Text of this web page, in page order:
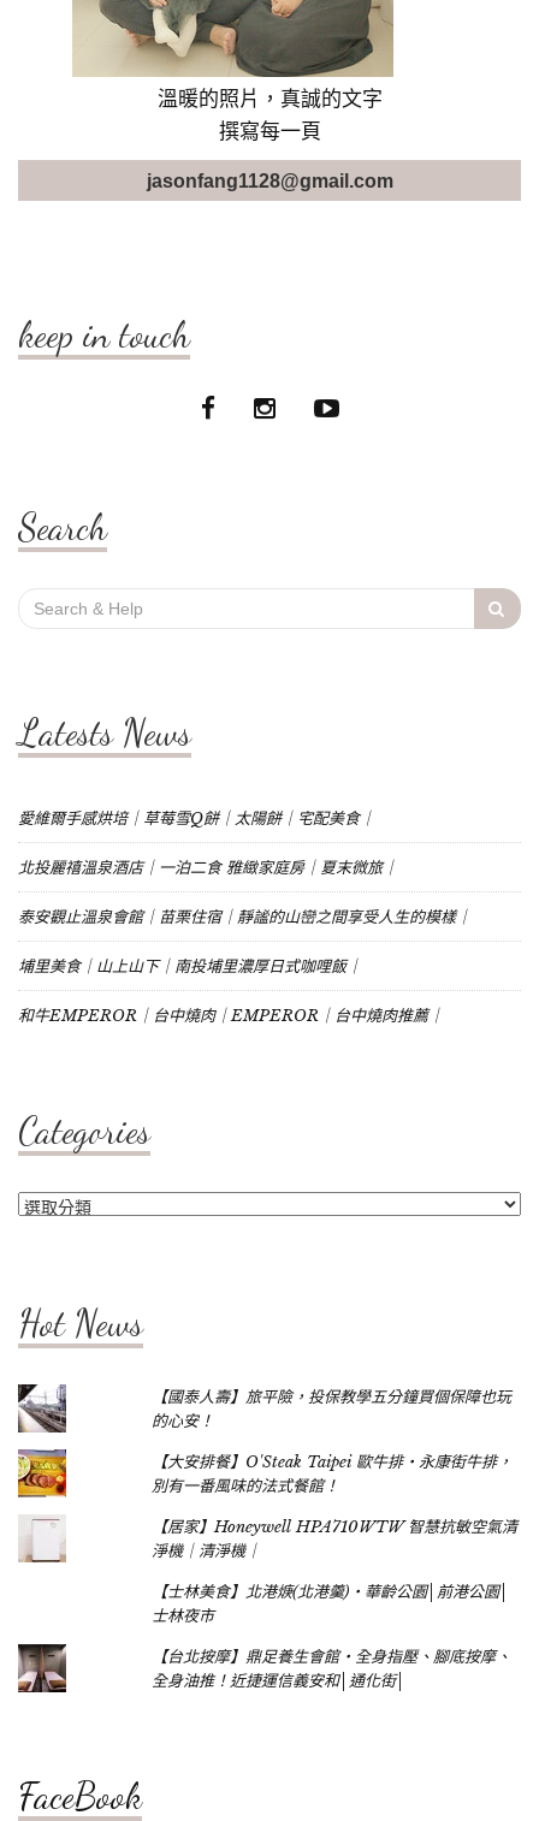
溫暖的照片，真誠的文字
撰寫每一頁
jasonfang1128@gmail.com
keep in touch
Search
Search
for:
Latests News
愛維爾手感烘培｜草莓雪Q餅｜太陽餅｜宅配美食｜
北投麗禧溫泉酒店｜一泊二食 雅緻家庭房｜夏末微旅｜
泰安觀止溫泉會館｜苗栗住宿｜靜謐的山巒之間享受人生的模樣｜
埔里美食｜山上山下｜南投埔里濃厚日式咖哩飯｜
和牛EMPEROR｜台中燒肉｜EMPEROR｜台中燒肉推薦｜
Categories
Categories
Hot News
【國泰人壽】旅平險，投保教學五分鐘買個保障也玩
的心安！
【大安排餐】O'Steak Taipei 歐牛排‧永康街牛排，
別有一番風味的法式餐館！
【居家】Honeywell HPA710WTW 智慧抗敏空氣清
淨機｜清淨機｜
【士林美食】北港焿(北港羹)‧華齡公園│前港公園│
士林夜市
【台北按摩】鼎足養生會館‧全身指壓、腳底按摩、
全身油推！近捷運信義安和│通化街│
FaceBook